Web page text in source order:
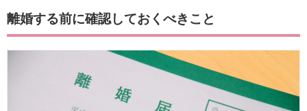
離婚する前に確認しておくべきこと